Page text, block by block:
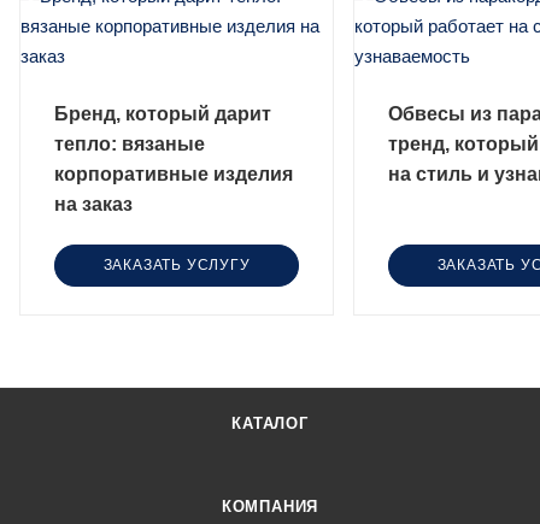
Бренд, который дарит
тепло: вязаные
корпоративные изделия
на заказ
ЗАКАЗАТЬ УСЛУГУ
Обвесы из
тренд,
на стиль и
ЗАКАЗАТЬ
КАТАЛОГ
КОМПАНИЯ